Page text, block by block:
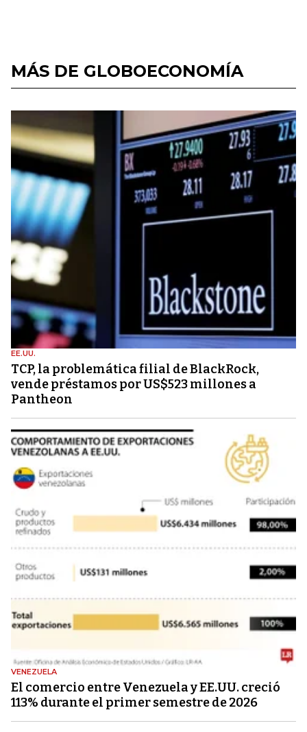
MÁS DE GLOBOECONOMÍA
EE.UU.
TCP, la problemática filial de BlackRock,
vende préstamos por US$523 millones a
Pantheon
VENEZUELA
El comercio entre Venezuela y EE.UU. creció
113% durante el primer semestre de 2026